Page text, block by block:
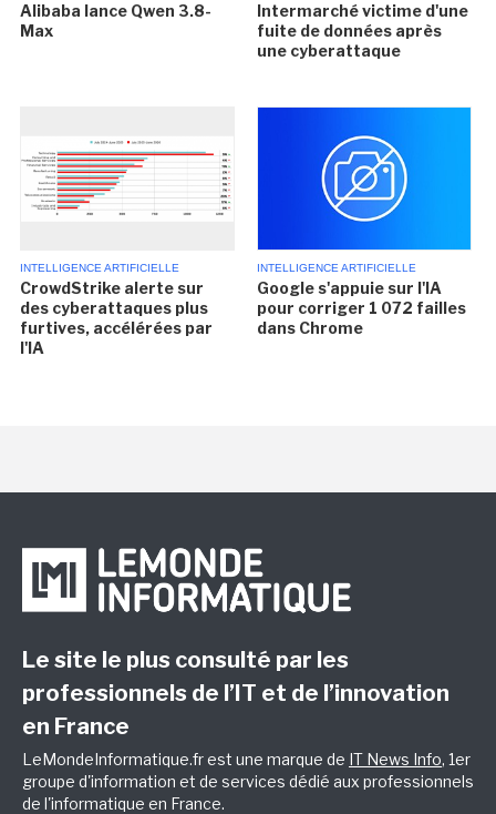
Alibaba lance Qwen 3.8-
Max
Intermarché victime d'une
fuite de données après
une cyberattaque
INTELLIGENCE ARTIFICIELLE
CrowdStrike alerte sur
des cyberattaques plus
furtives, accélérées par
l'IA
INTELLIGENCE ARTIFICIELLE
Google s'appuie sur l'IA
pour corriger 1 072 failles
dans Chrome
Le site le plus consulté par les
professionnels de l’IT et de l’innovation
en France
LeMondeInformatique.fr est une marque de IT News Info, 1er
groupe d'information et de services dédié aux professionnels
de l'informatique en France.